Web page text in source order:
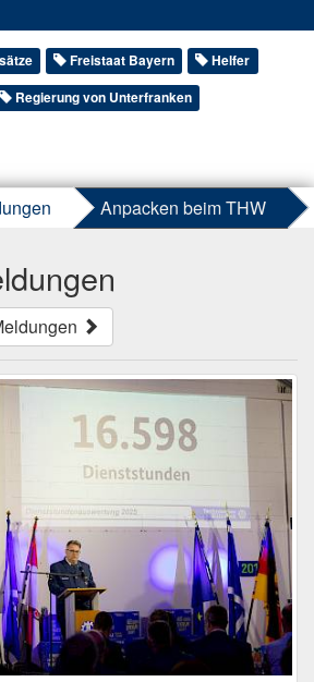
Freistaat Bayern
Helfer
Regierung von Unterfranken
Anpacken beim THW